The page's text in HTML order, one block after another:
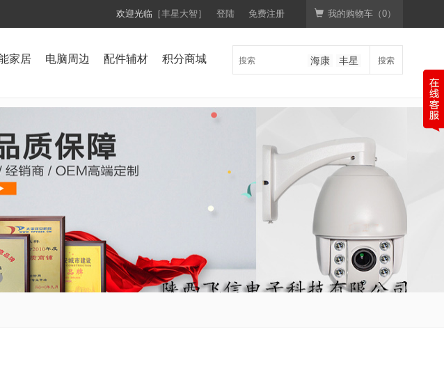
欢迎光临 ［丰星大智］ 登陆 免费注册 我的购物车（0）
家居 电脑周边 配件辅材 积分商城 搜索
海康 丰星